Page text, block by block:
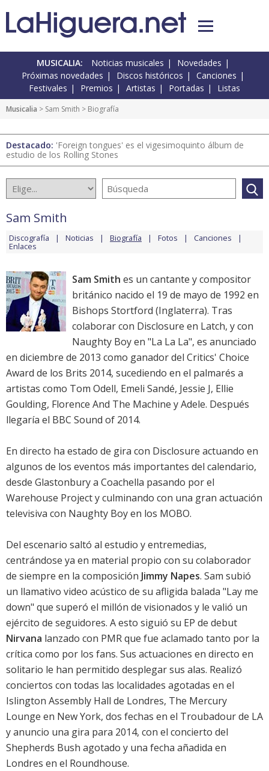
MUSICALIA: Noticias musicales
Novedades
Próximas novedades
Discos históricos
Canciones
Festivales
Premios Artistas Portadas Listas
Musicalia > Sam Smith > Biografía
Destacado: 'Foreign tongues' es el vigesimoquinto álbum de
estudio de los Rolling Stones
Sam Smith
Discografía Noticias Biografía Fotos Canciones
Enlaces
Sam Smith es un cantante y compositor
británico nacido el 19 de mayo de 1992 en
Bishops Stortford (Inglaterra). Tras
colaborar con Disclosure en Latch, y con
Naughty Boy en "La La La", es anunciado
en diciembre de 2013 como ganador del Critics' Choice
Award de los Brits 2014, sucediendo en el palmarés a
artistas como Tom Odell, Emeli Sandé, Jessie J, Ellie
Goulding, Florence And The Machine y Adele. Después
llegaría el BBC Sound of 2014.
En directo ha estado de gira con Disclosure actuando en
algunos de los eventos más importantes del calendario,
desde Glastonbury a Coachella pasando por el
Warehouse Project y culminando con una gran actuación
televisiva con Naughty Boy en los MOBO.
Del escenario saltó al estudio y entremedias,
centrándose ya en material propio con su colaborador
de siempre en la composición Jimmy Napes. Sam subió
un llamativo video acústico de su afligida balada "Lay me
down" que superó el millón de visionados y le valió un
ejército de seguidores. A esto siguió su EP de debut
Nirvana lanzado con PMR que fue aclamado tanto por la
crítica como por los fans. Sus actuaciones en directo en
solitario le han permitido desplegar sus alas. Realizó
conciertos con todas las localidades agotadas en el
Islington Assembly Hall de Londres, The Mercury
Lounge en New York, dos fechas en el Troubadour de LA
y anuncio una gira para 2014, con el concierto del
Shepherds Bush agotado y una fecha añadida en
Londres en el Roundhouse.